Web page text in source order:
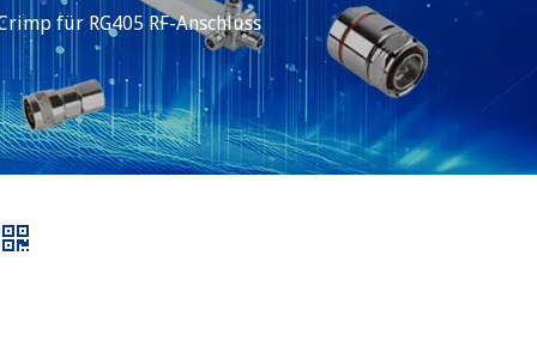
für RG405 RF-Anschluss